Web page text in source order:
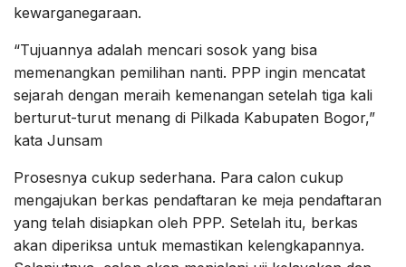
kewarganegaraan.
“Tujuannya adalah mencari sosok yang bisa
memenangkan pemilihan nanti. PPP ingin mencatat
sejarah dengan meraih kemenangan setelah tiga kali
berturut-turut menang di Pilkada Kabupaten Bogor,”
kata Junsam
Prosesnya cukup sederhana. Para calon cukup
mengajukan berkas pendaftaran ke meja pendaftaran
yang telah disiapkan oleh PPP. Setelah itu, berkas
akan diperiksa untuk memastikan kelengkapannya.